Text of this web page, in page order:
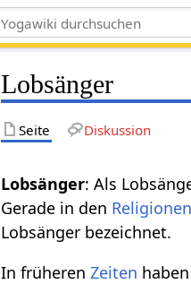
Lobsänger
Seite Diskussion
: Als
Gerade in den Religionen
Lobsänger bezeichnet.
In früherenZeiten